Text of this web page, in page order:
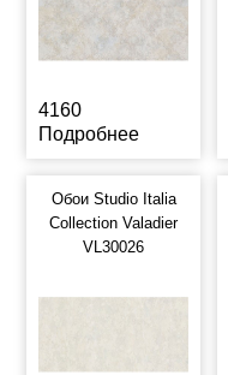
4160
Подробнее
Обои Studio Italia
Collection Valadier
VL30026